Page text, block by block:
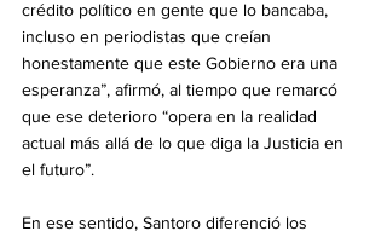
crédito político en gente que lo bancaba,
incluso en periodistas que creían
honestamente que este Gobierno era una
esperanza”, afirmó, al tiempo que remarcó
que ese deterioro “opera en la realidad
actual más allá de lo que diga la Justicia en
el futuro”.
En ese sentido, Santoro diferenció los